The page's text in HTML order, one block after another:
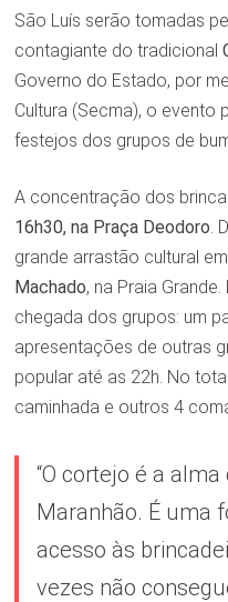
São Luís serão tomadas
contagiante do tradicional
Governo do Estado, por
Cultura (Secma), o evento
festejos dos grupos de
A concentração dos
16h30, na Praça Deodoro.
grande arrastão cultural
Machado, na Praia
chegada dos grupos: um
apresentações de outras
popular até as 22h. No
caminhada e outros 4
“O cortejo é a
Maranhão. É uma
acesso às
vezes não